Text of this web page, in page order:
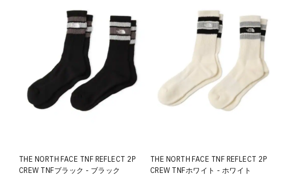
THE NORTH FACE TNF REFLECT 2P
CREW TNFブラック - ブラック
THE NORTH FACE TNF REFLECT 2P
CREW TNFホワイト - ホワイト